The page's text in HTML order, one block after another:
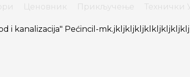
Ценовник Прикључење Технички
i kanalizacija" Pećinci l-